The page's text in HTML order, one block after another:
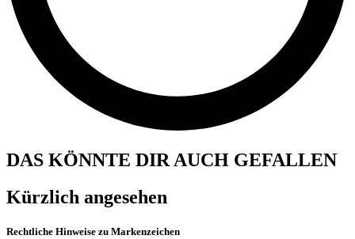
DAS KÖNNTE DIR AUCH GEFALLEN
Kürzlich angesehen
Rechtliche Hinweise zu Markenzeichen